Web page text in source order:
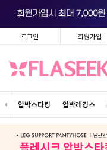
로그인 회원가입
압박스타킹 압박레깅스